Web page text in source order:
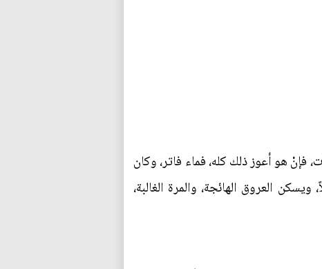
فإنْ هو أعوز ذلك كله، فماء فاتر، وكان
العروق الهائجة، والمرة الغالبة،